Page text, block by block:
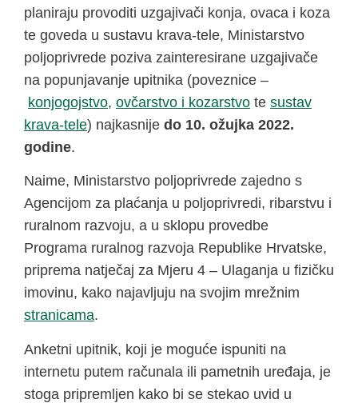
planiraju provoditi uzgajivači konja, ovaca i koza
te goveda u sustavu krava-tele, Ministarstvo
poljoprivrede poziva zainteresirane uzgajivače
na popunjavanje upitnika (poveznice –
konjogojstvo, ovčarstvo i kozarstvo te sustav
krava-tele) najkasnije do 10. ožujka 2022.
godine.
Naime, Ministarstvo poljoprivrede zajedno s
Agencijom za plaćanja u poljoprivredi, ribarstvu i
ruralnom razvoju, a u sklopu provedbe
Programa ruralnog razvoja Republike Hrvatske,
priprema natječaj za Mjeru 4 – Ulaganja u fizičku
imovinu, kako najavljuju na svojim mrežnim
stranicama.
Anketni upitnik, koji je moguće ispuniti na
internetu putem računala ili pametnih uređaja, je
stoga pripremljen kako bi se stekao uvid u